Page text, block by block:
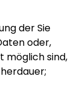
der Sie
oder,
sind,